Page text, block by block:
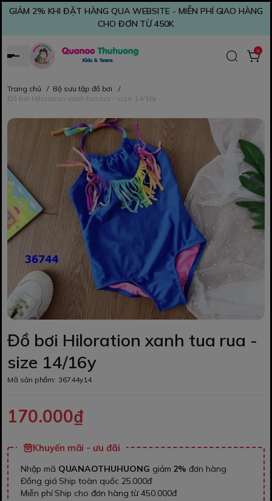
GIẢM 2% KHI ĐẶT HÀNG QUA WEBSITE - MIỄN PHÍ GIAO HÀNG
CHO ĐƠN TỪ 450K
0
Trang chủ / Bộ sưu tập đồ bơi
/
Đồ bơi Hiloration xanh tua rua - size 14/16y
Đồ bơi Hiloration xanh tua rua -
size 14/16y
Mã sản phẩm: 36744y14
170.000₫
Khuyến mãi - ưu đãi
Nhập mã QUANAOTHUHUONG giảm 2% đơn hàng
Đồng giá Ship toàn quốc 25.000đ
Miễn phí Ship cho đơn hàng từ 450.000đ